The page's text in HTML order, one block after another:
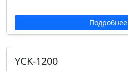
Подробнее
YCK-1200